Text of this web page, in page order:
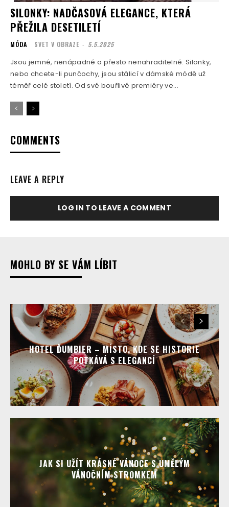
SILONKY: NADČASOVÁ ELEGANCE, KTERÁ
PŘEŽILA DESETILETÍ
MÓDA SVET V OBRAZE - 5.5.2025
Jsou jemné, nenápadné a přesto nenahraditelné. Silonky,
nebo chcete-li punčochy, jsou stálicí v dámské módě už
téměř celé století. Od své bouřlivé premiéry ve...
COMMENTS
LEAVE A REPLY
LOG IN TO LEAVE A COMMENT
MOHLO BY SE VÁM LÍBIT
HOTEL ĎUMBIER – MÍSTO, KDE SE HISTORIE
POTKÁVÁ S ELEGANCÍ
JAK SI UŽÍT KRÁSNÉ VÁNOCE S UMĚLÝM
VÁNOČNÍM STROMKEM